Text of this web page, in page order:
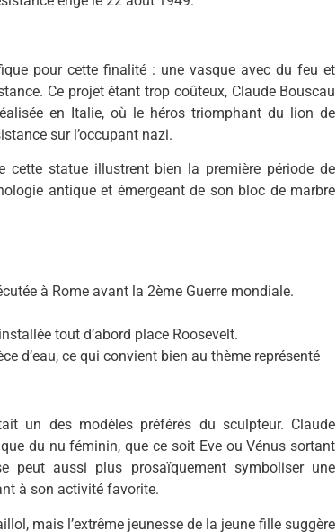
pour cette finalité : une vasque avec du feu et
Ce projet étant trop coûteux, Claude Bouscau
en Italie, où le héros triomphant du lion de
sur l’occupant nazi.
statue illustrent bien la première période de
antique et émergeant de son bloc de marbre
à Rome avant la 2ème Guerre mondiale.
tout d’abord place Roosevelt.
d’eau, ce qui convient bien au thème représenté
un des modèles préférés du sculpteur. Claude
du nu féminin, que ce soit Eve ou Vénus sortant
peut aussi plus prosaïquement symboliser une
à son activité favorite.
mais l’extrême jeunesse de la jeune fille suggère